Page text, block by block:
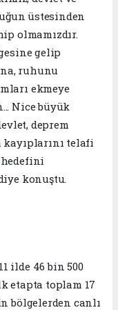
üstesinden
olmamızdır.
gelip
ruhunu
ekmeye
Nice büyük
deprem
telafi
hedefini
konuştu.
ilde 46 bin 500
etapta toplam 17
bölgelerden canlı